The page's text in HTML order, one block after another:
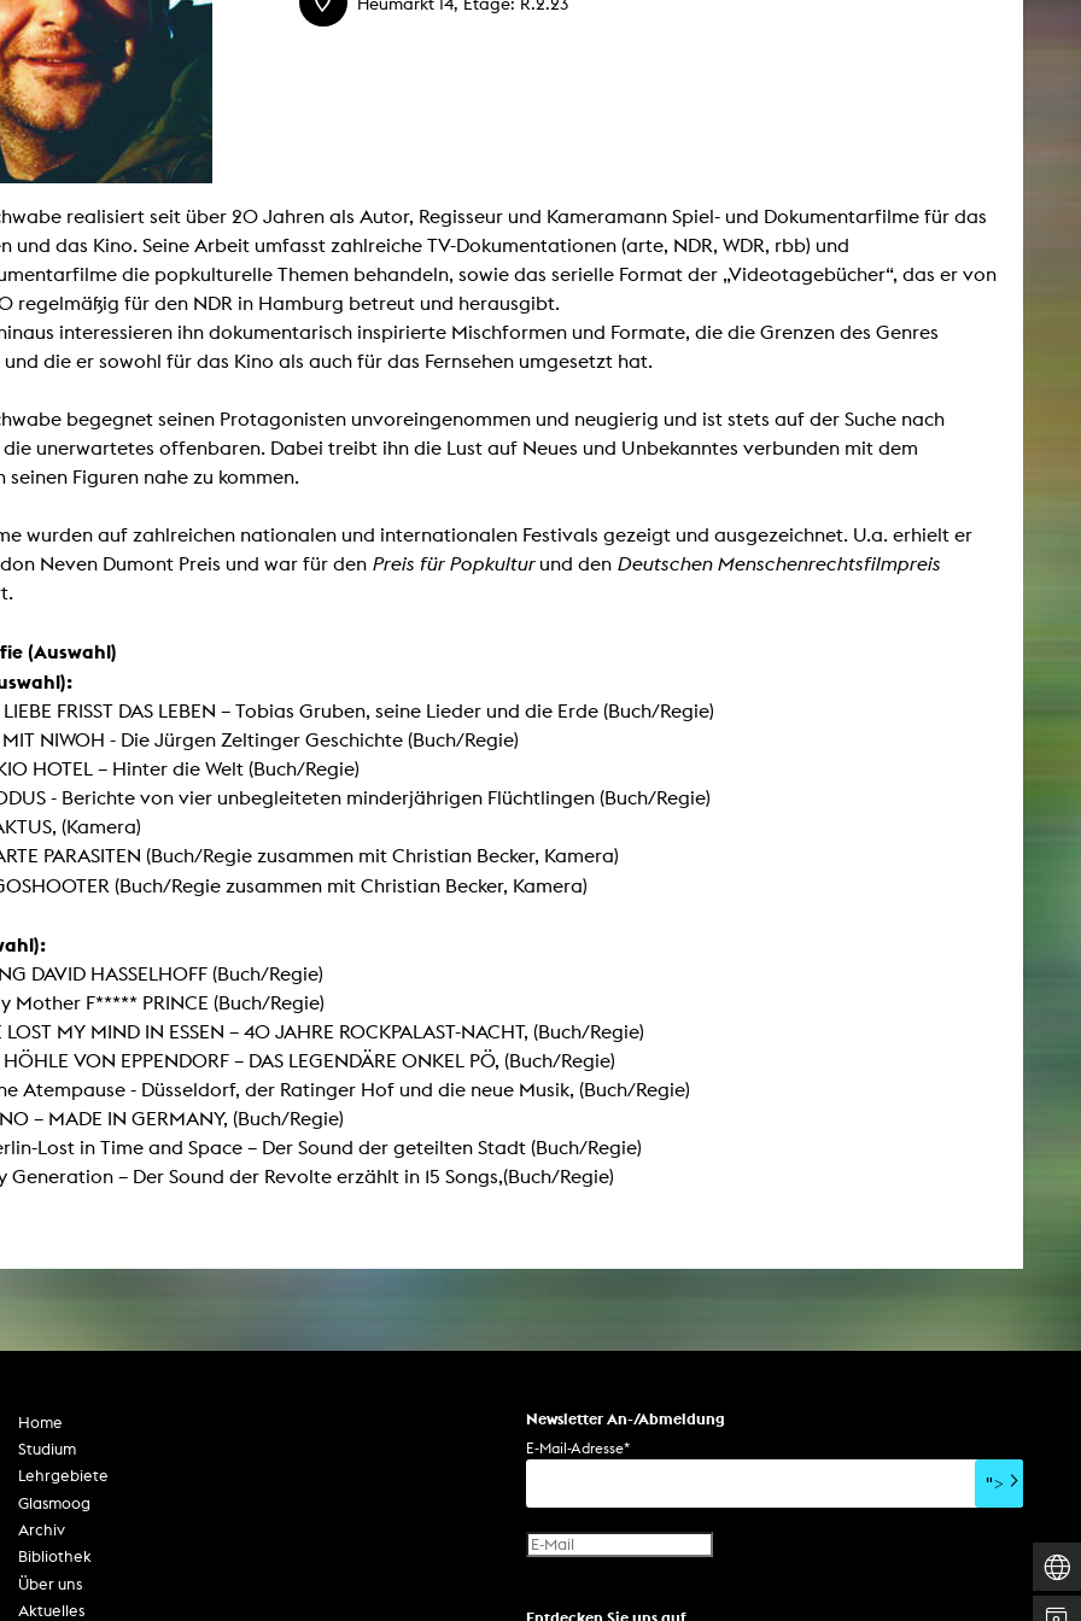
realisiert seit über 20 Jahren als Autor, Regisseur und Kameramann Spiel- und Dokumentarfilme für das
und das Kino. Seine Arbeit umfasst zahlreiche TV-Dokumentationen (arte, NDR, WDR, rbb) und
die popkulturelle Themen behandeln, sowie das serielle Format der „Videotagebücher“, das er von
regelmäßig für den NDR in Hamburg betreut und herausgibt.
interessieren ihn dokumentarisch inspirierte Mischformen und Formate, die die Grenzen des Genres
die er sowohl für das Kino als auch für das Fernsehen umgesetzt hat.
begegnet seinen Protagonisten unvoreingenommen und neugierig und ist stets auf der Suche nach
die unerwartetes offenbaren. Dabei treibt ihn die Lust auf Neues und Unbekanntes verbunden mit dem
seinen Figuren nahe zu kommen.
wurden auf zahlreichen nationalen und internationalen Festivals gezeigt und ausgezeichnet. U.a. erhielt er
Neven Dumont Preis und war für den Preis für Popkulturund den Deutschen Menschenrechtsfilmpreis
(Auswahl)
FRISST DAS LEBEN – Tobias Gruben, seine Lieder und die Erde (Buch/Regie)
MIT NIWOH - Die Jürgen Zeltinger Geschichte (Buch/Regie)
HOTEL – Hinter die Welt (Buch/Regie)
- Berichte von vier unbegleiteten minderjährigen Flüchtlingen (Buch/Regie)
(Kamera)
PARASITEN (Buch/Regie zusammen mit Christian Becker, Kamera)
(Buch/Regie zusammen mit Christian Becker, Kamera)
DAVID HASSELHOFF (Buch/Regie)
Mother F***** PRINCE (Buch/Regie)
LOST MY MIND IN ESSEN – 40 JAHRE ROCKPALAST-NACHT, (Buch/Regie)
VON EPPENDORF – DAS LEGENDÄRE ONKEL PÖ, (Buch/Regie)
Atempause - Düsseldorf, der Ratinger Hof und die neue Musik, (Buch/Regie)
– MADE IN GERMANY, (Buch/Regie)
Lost in Time and Space – Der Sound der geteilten Stadt (Buch/Regie)
– Der Sound der Revolte erzählt in 15 Songs,(Buch/Regie)
Newsletter An-/Abmeldung
E-Mail-Adresse*
">
Home
Studium
Lehrgebiete
Glasmoog
Archiv
Bibliothek
Über uns
Aktuelles
Malerei / Skulptur
Multispecies Storytelling
Netze
Videokunst / Performance
Kunst / Globaler Süden
und Medienwissenschaften
mit erweitertem Materialbegriff
Studies in Künsten und Wissenschaft
Transversale Ästhetik
Labore / Studios
Animationsstudio
Aula
Case – Projektraum Fotgrafie
Computer Seminarraum
3-D-Labor
exMedia Lab
Filmstudios
Infrastruktur
Elektroniklabor
Multispecies Studio
Kameratechnik
Werkstatt
Zentrale Ausleihe
Digitale Bibliothek
Filme
Zeitschriften
Sounds
LECTURE Reihe
Lab Jahrbuch
Neuerwerbungen
Publikationen Lehrende
Top 10 Ausleihe
Rara
Open Access
Organisation
Das KHM Logo
Gleichstellung
Studium mit Kind
Antidiskriminierung
Partner
In Erinnerung
Meldestelle Hinweisgeberschutzgesetz
AGG-Beschwerdestelle
Auszeichnungen